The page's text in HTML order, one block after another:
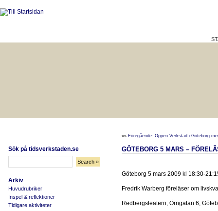
Sök på tidsverkstaden.se
Arkiv
Huvudrubriker
Inspel & reflektioner
Tidigare aktiviteter
«« Föregående: Öppen Verkstad i Göteborg
GÖTEBORG 5 MARS –
Göteborg 5 mars 2009 kl 18:30-
Fredrik Warberg föreläser om
Redbergsteatern, Örngatan 6,